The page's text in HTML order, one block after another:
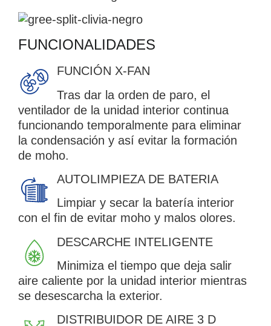
FUNCIONALIDADES
FUNCIÓN X-FAN
Tras dar la orden de paro, el
ventilador de la unidad interior continua
funcionando temporalmente para eliminar
la condensación y así evitar la formación
de moho.
AUTOLIMPIEZA DE BATERIA
Limpiar y secar la batería interior
con el fin de evitar moho y malos olores.
DESCARCHE INTELIGENTE
Minimiza el tiempo que deja salir
aire caliente por la unidad interior mientras
se desescarcha la exterior.
DISTRIBUIDOR DE AIRE 3 D